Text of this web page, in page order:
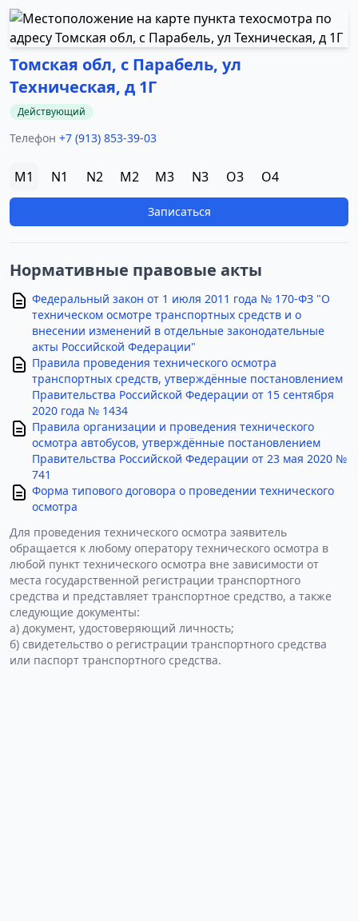
Томская обл, с Парабель, ул
Техническая, д 1Г
Действующий
Телефон +7 (913) 853-39-03
M1 N1 N2 M2 M3 N3 O3 O4
Записаться
Нормативные правовые акты
Федеральный закон от 1 июля 2011 года № 170-ФЗ "О
техническом осмотре транспортных средств и о
внесении изменений в отдельные законодательные
акты Российской Федерации"
Правила проведения технического осмотра
транспортных средств, утверждённые постановлением
Правительства Российской Федерации от 15 сентября
2020 года № 1434
Правила организации и проведения технического
осмотра автобусов, утверждённые постановлением
Правительства Российской Федерации от 23 мая 2020 №
741
Форма типового договора о проведении технического
осмотра
Для проведения технического осмотра заявитель
обращается к любому оператору технического осмотра в
любой пункт технического осмотра вне зависимости от
места государственной регистрации транспортного
средства и представляет транспортное средство, а также
следующие документы:
а) документ, удостоверяющий личность;
б) свидетельство о регистрации транспортного средства
или паспорт транспортного средства.